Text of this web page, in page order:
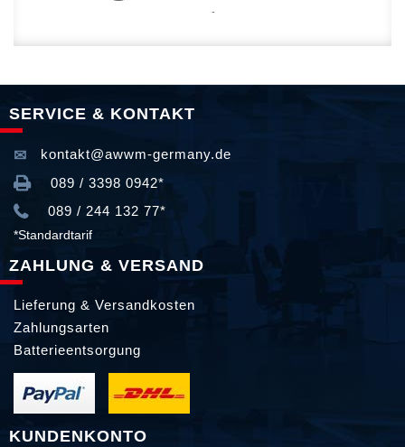
SERVICE & KONTAKT
kontakt@awwm-germany.de
089 / 3398 0942*
089 / 244 132 77*
*Standardtarif
ZAHLUNG & VERSAND
Lieferung & Versandkosten
Zahlungsarten
Batterieentsorgung
KUNDENKONTO